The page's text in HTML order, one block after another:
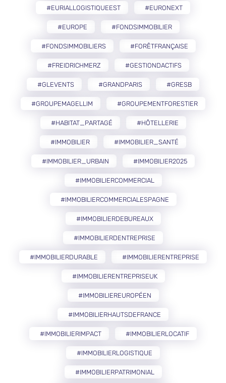
#EURIALLOGISTIQUEEST #EURONEXT
#EUROPE #FONDSIMMOBILIER
#FONDSIMMOBILIERS #FORÊTFRANÇAISE
#FREIDRICHMERZ #GESTIONDACTIFS
#GLEVENTS #GRANDPARIS #GRESB
#GROUPEMAGELLIM #GROUPEMENTFORESTIER
#HABITAT_PARTAGÉ #HÔTELLERIE
#IMMOBILIER #IMMOBILIER_SANTÉ
#IMMOBILIER_URBAIN #IMMOBILIER2025
#IMMOBILIERCOMMERCIAL
#IMMOBILIERCOMMERCIALESPAGNE
#IMMOBILIERDEBUREAUX
#IMMOBILIERDENTREPRISE
#IMMOBILIERDURABLE #IMMOBILIERENTREPRISE
#IMMOBILIERENTREPRISEUK
#IMMOBILIEREUROPÉEN
#IMMOBILIERHAUTSDEFRANCE
#IMMOBILIERIMPACT #IMMOBILIERLOCATIF
#IMMOBILIERLOGISTIQUE
#IMMOBILIERPATRIMONIAL